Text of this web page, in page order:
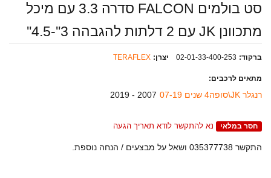
סט בולמים FALCON סדרה 3.3 עם מיכל
מתכוונן JK עם 2 דלתות להגבהה 3''-4.5''
ברקוד: 02-01-33-400-253 יצרן: TERAFLEX
מתאים לרכבים:
רנגלר JK\סופה4 שנים 07-19 2007 - 2019
חסר במלאי נא להתקשר לודא תאריך הגעה
התקשר 035377738 ושאל על מבצעים / הנחה נוספת.